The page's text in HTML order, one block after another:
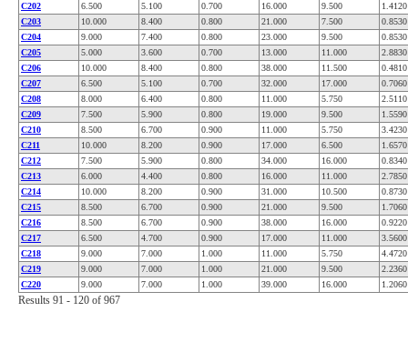
C202
6.500 5.100 0.700 16.000 9.500
1.4120
C203
10.000 8.400 0.800 21.000 7.500
0.8530
C204
9.000 7.400 0.800 23.000 9.500
0.8530
C205
5.000 3.600 0.700 13.000 11.000
2.8830
C206
10.000 8.400 0.800 38.000 11.500
0.4810
C207
6.500 5.100 0.700 32.000 17.000
0.7060
C208
8.000 6.400 0.800 11.000 5.750
2.5110
C209
7.500 5.900 0.800 19.000 9.500
1.5590
C210
8.500 6.700 0.900 11.000 5.750
3.4230
C211
10.000 8.200 0.900 17.000 6.500
1.6570
C212
7.500 5.900 0.800 34.000 16.000
0.8340
C213
6.000 4.400 0.800 16.000 11.000
2.7850
C214
10.000 8.200 0.900 31.000 10.500
0.8730
C215
8.500 6.700 0.900 21.000 9.500
1.7060
C216
8.500 6.700 0.900 38.000 16.000
0.9220
C217
6.500 4.700 0.900 17.000 11.000
3.5600
C218
9.000 7.000 1.000 11.000 5.750
4.4720
C219
9.000 7.000 1.000 21.000 9.500
2.2360
C220
9.000 7.000 1.000 39.000 16.000 1.2060
Results 91 - 120 of 967